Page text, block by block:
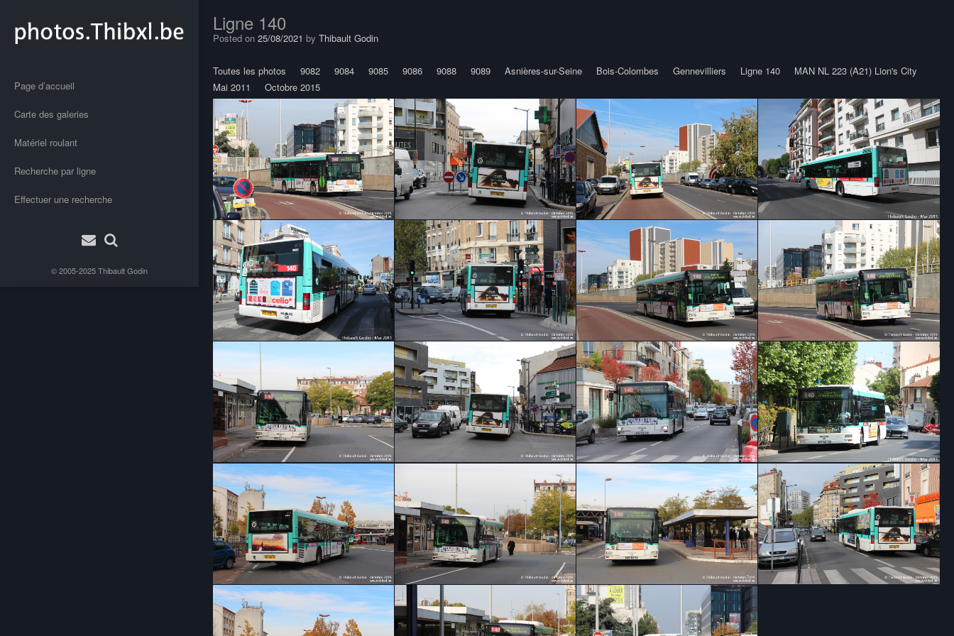
Page d’accueil
Carte des galeries
Matériel roulant
Recherche par ligne
Effectuer une recherche
© 2005-2025Thibault Godin
Ligne 140
Posted on 25/08/2021 by Thibault Godin
Toutes les photos 9082 9084 9085 9086 9088 9089 Asnières-sur-Seine Bois-Colombes Gennevilliers Ligne 140
MAN NL 223 (A21) Lion's City
Mai 2011
Octobre 2015